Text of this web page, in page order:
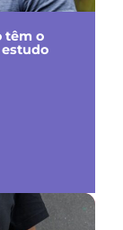
têm o